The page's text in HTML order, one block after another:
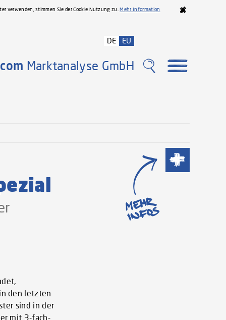
verwenden, stimmen Sie der Cookie Nutzung zu.Mehr Information
Marktanalyse GmbH
DE EU
den letzten
sind in der
mit 3-fach-